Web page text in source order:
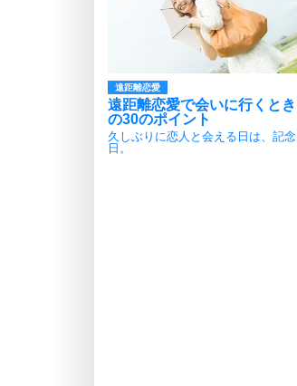
遠距離恋愛
遠距離恋愛で会いに行くとき
の30のポイント
久しぶりに恋人と会える日は、記念
日。